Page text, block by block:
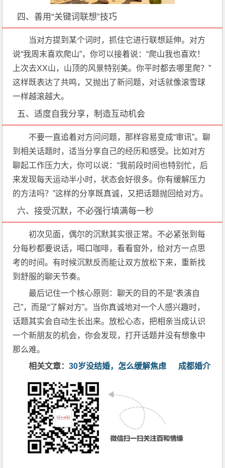
四、善用“关键词联想”技巧
当对方提到某个词时，抓住它进行联想延伸。对方
说“我周末喜欢爬山”，你可以接着说：“爬山我也喜欢！
上次去XX山，山顶的风景特别美。你平时都去哪里爬？”
这样既表达了共鸣，又抛出了新问题，对话就像滚雪球
一样越滚越大。
五、适度自我分享，制造互动机会
不要一直追着对方问问题，那样容易变成“审讯”。聊
到相关话题时，适当分享自己的经历和感受。比如对方
聊起工作压力大，你可以说：“我前段时间也特别忙，后
来发现每天运动半小时，状态会好很多。你有缓解压力
的方法吗？”这样的分享既真诚，又把话题抛回给对方。
六、接受沉默，不必强行填满每一秒
初次见面，偶尔的沉默其实很正常。不必紧张到每
分每秒都要说话，喝口咖啡，看看窗外，给对方一点思
考的时间。有时候沉默反而能让双方放松下来，重新找
到舒服的聊天节奏。
最后记住一个核心原则：聊天的目的不是“表演自
己”，而是“了解对方”。当你真诚地对一个人感兴趣时，
话题其实会自动生长出来。放松心态，把相亲当成认识
一个新朋友的机会，你会发现，打开话题并没有想象中
那么难。
相关文章：30岁没结婚，怎么缓解焦虑 成都婚介